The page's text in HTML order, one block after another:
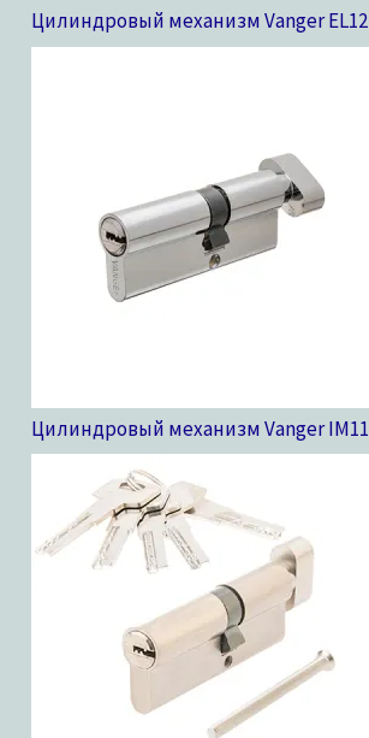
Цилиндровый механизм Vanger EL12
Цилиндровый механизм Vanger IM11